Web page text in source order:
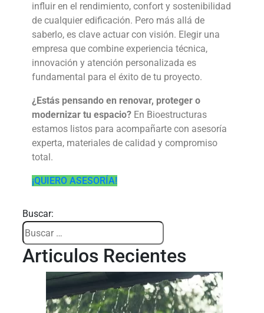
influir en el rendimiento, confort y sostenibilidad
de cualquier edificación. Pero más allá de
saberlo, es clave actuar con visión. Elegir una
empresa que combine experiencia técnica,
innovación y atención personalizada es
fundamental para el éxito de tu proyecto.
¿Estás pensando en renovar, proteger o
modernizar tu espacio? En Bioestructuras
estamos listos para acompañarte con asesoría
experta, materiales de calidad y compromiso
total.
¡QUIERO ASESORÍA!
Buscar:
Articulos Recientes